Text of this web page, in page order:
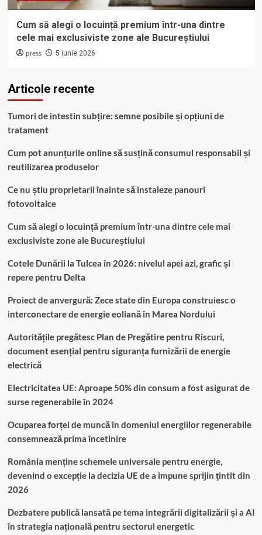
Cum să alegi o locuință premium într-una dintre
cele mai exclusiviste zone ale Bucureștiului
press 5 iunie 2026
Articole recente
Tumori de intestin subțire: semne posibile și opțiuni de
tratament
Cum pot anunțurile online să susțină consumul responsabil și
reutilizarea produselor
Ce nu știu proprietarii înainte să instaleze panouri
fotovoltaice
Cum să alegi o locuință premium într-una dintre cele mai
exclusiviste zone ale Bucureștiului
Cotele Dunării la Tulcea în 2026: nivelul apei azi, grafic și
repere pentru Delta
Proiect de anvergură: Zece state din Europa construiesc o
interconectare de energie eoliană în Marea Nordului
Autoritățile pregătesc Plan de Pregătire pentru Riscuri,
document esențial pentru siguranța furnizării de energie
electrică
Electricitatea UE: Aproape 50% din consum a fost asigurat de
surse regenerabile în 2024
Ocuparea forței de muncă în domeniul energiilor regenerabile
consemnează prima încetinire
România menține schemele universale pentru energie,
devenind o excepție la decizia UE de a impune sprijin ţintit din
2026
Dezbatere publică lansată pe tema integrării digitalizării și a AI
în strategia națională pentru sectorul energetic